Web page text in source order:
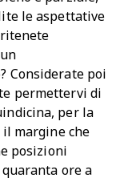
le aspettative
Considerate poi
permettervi di
per la
il margine che
posizioni
ore a